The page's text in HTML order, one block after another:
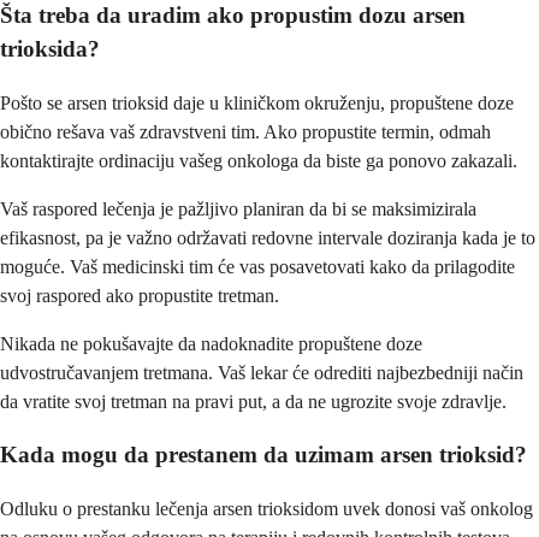
Šta treba da uradim ako propustim dozu arsen
trioksida?
Pošto se arsen trioksid daje u kliničkom okruženju, propuštene doze
obično rešava vaš zdravstveni tim. Ako propustite termin, odmah
kontaktirajte ordinaciju vašeg onkologa da biste ga ponovo zakazali.
Vaš raspored lečenja je pažljivo planiran da bi se maksimizirala
efikasnost, pa je važno održavati redovne intervale doziranja kada je to
moguće. Vaš medicinski tim će vas posavetovati kako da prilagodite
svoj raspored ako propustite tretman.
Nikada ne pokušavajte da nadoknadite propuštene doze
udvostručavanjem tretmana. Vaš lekar će odrediti najbezbedniji način
da vratite svoj tretman na pravi put, a da ne ugrozite svoje zdravlje.
Kada mogu da prestanem da uzimam arsen trioksid?
Odluku o prestanku lečenja arsen trioksidom uvek donosi vaš onkolog